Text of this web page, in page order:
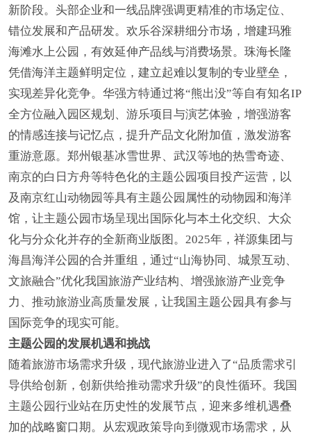
新阶段。头部企业和一线品牌强调更精准的市场定位、
错位发展和产品研发。欢乐谷深耕细分市场，增建玛雅
海滩水上公园，有效延伸产品线与消费场景。珠海长隆
凭借海洋主题鲜明定位，建立起难以复制的专业壁垒，
实现差异化竞争。华强方特通过将“熊出没”等自有知名IP
全方位融入园区规划、游乐项目与演艺体验，增强游客
的情感连接与记忆点，提升产品文化附加值，激发游客
重游意愿。郑州银基冰雪世界、武汉等地的热雪奇迹、
南京的白日方舟等特色化的主题公园项目投产运营，以
及南京红山动物园等具有主题公园属性的动物园和海洋
馆，让主题公园市场呈现出国际化与本土化交织、大众
化与分众化并存的全新商业版图。2025年，祥源集团与
海昌海洋公园的合并重组，通过“山海协同、城景互动、
文旅融合”优化我国旅游产业结构、增强旅游产业竞争
力、推动旅游业高质量发展，让我国主题公园具有参与
国际竞争的现实可能。
主题公园的发展机遇和挑战
随着旅游市场需求升级，现代旅游业进入了“品质需求引
导供给创新，创新供给推动需求升级”的良性循环。我国
主题公园行业站在历史性的发展节点，迎来多维机遇叠
加的战略窗口期。从宏观政策导向到微观市场需求，从